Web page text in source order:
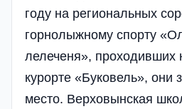
году на региональных
горнолыжному спорту
лелеченя», проходивших
курорте «Буковель», они
место. Верховынская